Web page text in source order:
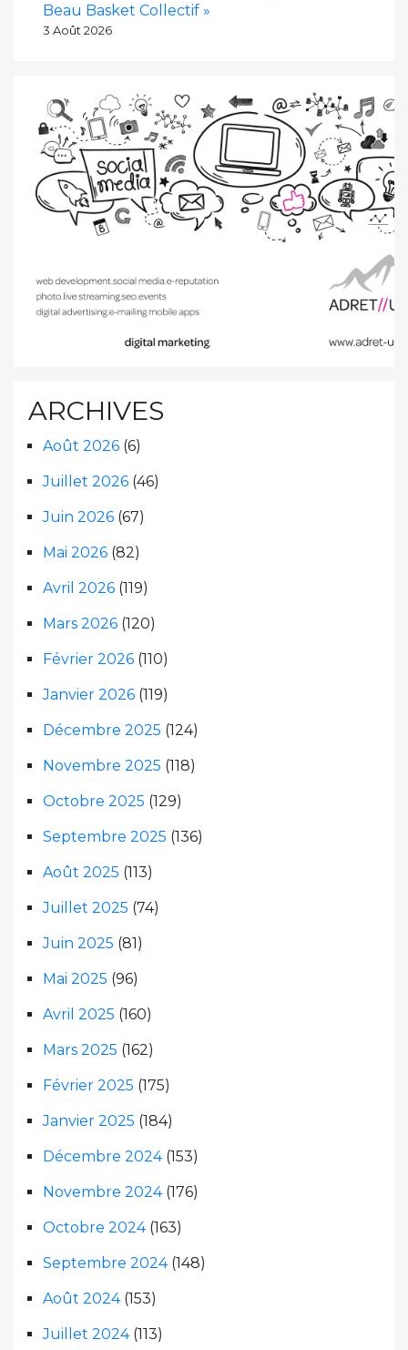
Beau Basket Collectif »
3 Août 2026
ARCHIVES
Août 2026 (6)
Juillet 2026 (46)
Juin 2026 (67)
Mai 2026 (82)
Avril 2026 (119)
Mars 2026 (120)
Février 2026 (110)
Janvier 2026 (119)
Décembre 2025 (124)
Novembre 2025 (118)
Octobre 2025 (129)
Septembre 2025 (136)
Août 2025 (113)
Juillet 2025 (74)
Juin 2025 (81)
Mai 2025 (96)
Avril 2025 (160)
Mars 2025 (162)
Février 2025 (175)
Janvier 2025 (184)
Décembre 2024(153)
Novembre 2024(176)
Octobre 2024(163)
Septembre 2024(148)
Août 2024(153)
Juillet 2024(113)